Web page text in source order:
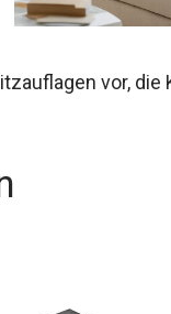
vor, die